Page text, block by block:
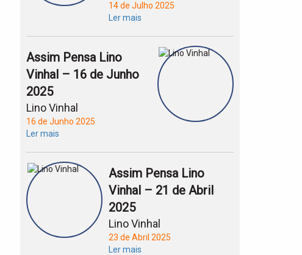
14 de Julho 2025
Ler mais
Assim Pensa Lino
Vinhal – 16 de Junho
2025
Lino Vinhal
16 de Junho 2025
Ler mais
Assim Pensa Lino
Vinhal – 21 de Abril
2025
Lino Vinhal
23 de Abril 2025
Ler mais